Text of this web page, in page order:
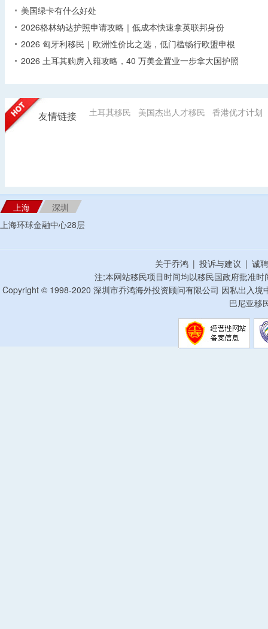
美国绿卡有什么好处
2026格林纳达护照申请攻略｜低成本快速拿英联邦身份
2026 匈牙利移民｜欧洲性价比之选，低门槛畅行欧盟申根
2026 土耳其购房入籍攻略，40 万美金置业一步拿大国护照
友情链接 土耳其移民 美国杰出人才移民 香港优才计划
上海
深圳
上海环球金融中心28层
关于乔鸿 | 投诉与建议 | 诚
注;本网站移民项目时间均以移民国政府批准
Copyright © 1998-2020 深圳市乔鸿海外投资顾问有限公司 因私出入
巴尼亚移